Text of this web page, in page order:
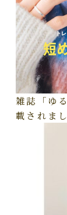
雑誌「ゆ
載されま